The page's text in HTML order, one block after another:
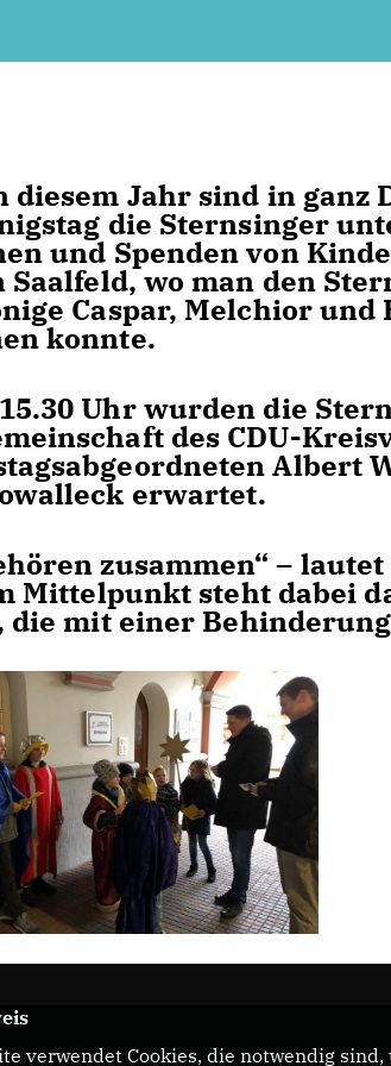
diesem Jahr sind in
die Sternsinger
und Spenden von
Saalfeld, wo man den
Caspar, Melchior und
konnte.
Uhr wurden die
des CDU-
Albert
erwartet.
zusammen“ –
Mittelpunkt steht dabei
die mit einer
Maik Kowalleck - Mitglied des Thüringer
verwendet Cookies, die notwendig